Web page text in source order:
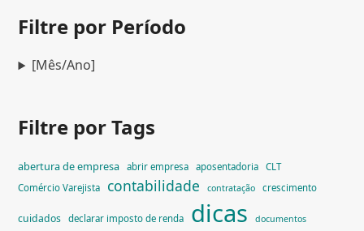
Filtre por Período
[Mês/Ano]
Filtre por Tags
abertura de empresa abrir empresa aposentadoria
CLT
Comércio Varejista
contabilidade contratação crescimento
cuidados declarar imposto de renda dicas documentos